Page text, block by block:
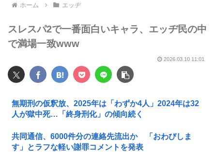
ホーム エッヂ
スレスパ2で一番面白いキャラ、エッヂ民の中
で満場一致www
2026.03.10 11:01
無期刑の仮釈放、2025年は「わずか4人」2024年は32
人が獄中死…「終身刑化」の傾向続く
共同通信、6000件分の連絡先流出か 「おわびしま
す」とラフな軽い謝罪コメントを発表